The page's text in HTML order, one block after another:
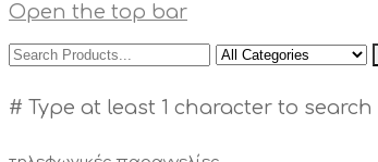
Open the top bar
# Type at least 1 character to search